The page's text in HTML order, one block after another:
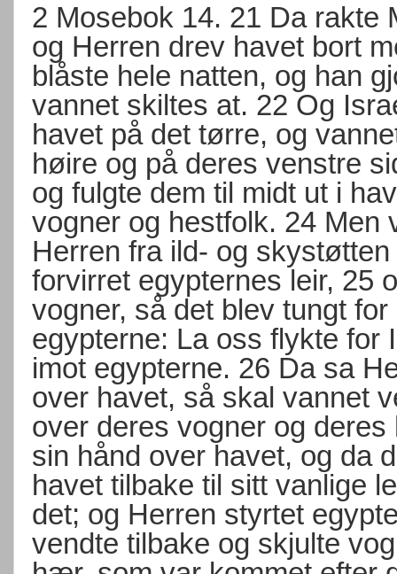
2 Mosebok 14. 21 Da rakte
og Herren drev havet bort
blåste hele natten, og han
vannet skiltes at. 22 Og
havet på det tørre, og
høire og på deres venstre
og fulgte dem til midt ut i
vogner og hestfolk. 24 Men
Herren fra ild- og
forvirret egypternes leir, 25
vogner, så det blev tungt
egypterne: La oss flykte for
imot egypterne. 26 Da sa
over havet, så skal vannet
over deres vogner og deres
sin hånd over havet, og da
havet tilbake til sitt vanlige
det; og Herren styrtet
vendte tilbake og skjulte